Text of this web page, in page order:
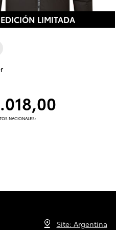
EDICIÓN LIMITADA
NACIONALES:
Site: Argentina